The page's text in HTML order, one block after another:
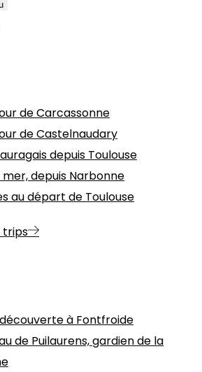
de Carcassonne
de Castelnaudary
depuis Toulouse
mer, depuis Narbonne
au départ de Toulouse
trips
à Fontfroide
de Puilaurens, gardien de la